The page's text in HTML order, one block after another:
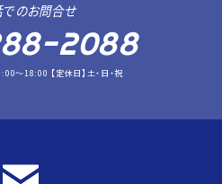
のお問合せ
2088
～18:00 【定休日】土・日・祝